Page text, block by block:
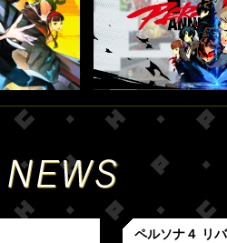
ペルソナ４ リ